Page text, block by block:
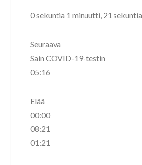
0 sekuntia 1 minuutti, 21 sekuntia
Seuraava
Sain COVID-19-testin
05:16
Elää
00:00
08:21
01:21